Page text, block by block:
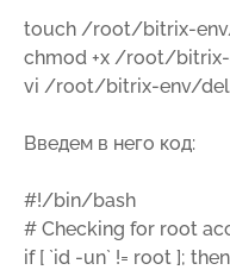
touch /root/bitrix-
chmod +x /root/
vi /root/bitrix-env/
Введем в него код:
#!/bin/bash
# Checking for root
if [ `id -un` != root ]; then